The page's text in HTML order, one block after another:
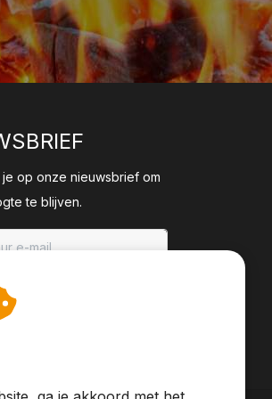
op onze nieuwsbrief om
te blijven.